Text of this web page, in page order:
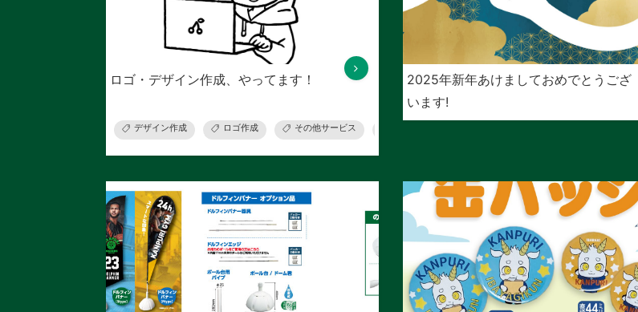
ロゴ・デザイン作成、やってます！
デザイン作成 ロゴ作成 その他サービス
2025年新年あけましておめでとうござ
います!